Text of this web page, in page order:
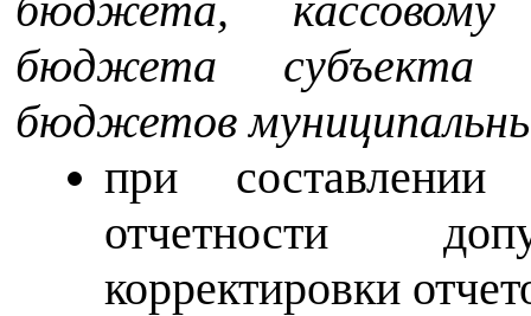
бюджета субъекта
бюджетов
при
отчетности
корректировки